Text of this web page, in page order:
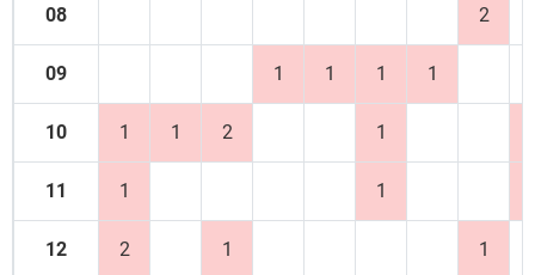
08 2
09 1 1 1 1
10 1 1 2 1
11 1 1
12 2 1 1